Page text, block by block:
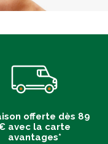
offerte dès 89
avec la carte
avantages*